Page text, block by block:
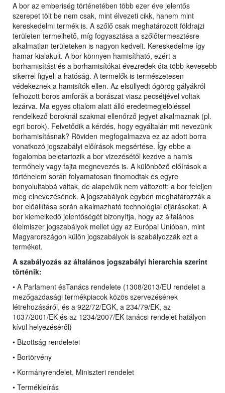
A bor az emberiség történetében több ezer éve jelentős
szerepet tölt be nem csak, mint élvezeti cikk, hanem mint
kereskedelmi termék is. A szőlő csak meghatározott földrajzi
területen termelhető, míg fogyasztása a szőlőtermesztésre
alkalmatlan területeken is nagyon kedvelt. Kereskedelme így
hamar kialakult. A bor könnyen hamisítható, ezért a
borhamisítást és a borhamisítókat évezredek óta több-kevesebb
sikerrel figyeli a hatóság. A termelők is természetesen
védekeznek a hamisítók ellen. Az elsüllyedt ógörög gályákról
felhozott boros amforák a borászat viasz pecsétjével voltak
lezárva. Ma egyes oltalom alatt álló eredetmegjelöléssel
rendelkező boroknál szakmai ellenőrző jegyet alkalmaznak (pl.
egri borok). Felvetődik a kérdés, hogy egyáltalán mit nevezünk
borhamisításnak? Röviden megfogalmazva ez az adott borra
vonatkozó jogszabályi előírások megsértése. Így ebbe a
fogalomba beletartozik a bor vizezésétől kezdve a hamis
termőhely vagy fajta megnevezés is. A különböző előírások a
történelem során folyamatosan finomodtak és egyre
bonyolultabbá váltak, de alapelvük nem változott: a bor feleljen
meg elnevezésének. A jogszabályok egyben meghatározzák a
bor előállítása során alkalmazható technológiai eljárásokat. A
bor kiemelkedő jelentőségét bizonyítja, hogy az általános
élelmiszer jogszabályok mellet úgy az Európai Unióban, mint
Magyarországon külön jogszabályok is szabályozzák ezt a
terméket.
A szabályozás az általános jogszabályi hierarchia szerint
történik:
• A Parlament ésTanács rendelete (1308/2013/EU rendelet a
mezőgazdasági termékpiacok közös szervezésének
létrehozásáról, és a 922/72/EGK, a 234/79/EK, az
1037/2001/EK és az 1234/2007/EK tanácsi rendelet hatályon
kívül helyezéséről)
• Bizottság rendeletei
• Bortörvény
• Kormányrendelet, Miniszteri rendelet
• Termékleírás